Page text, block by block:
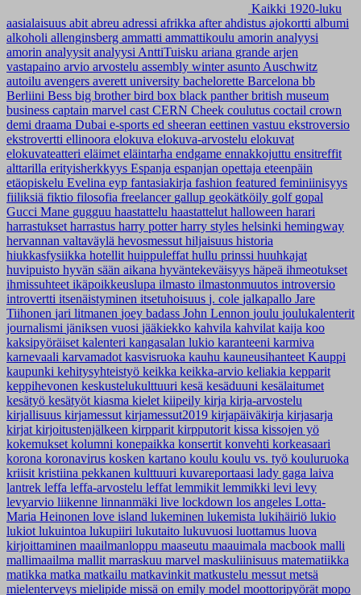
Kaikki 1920-luku
aasialaisuus abit abreu adressi afrikka afterahdistus ajokortti albumi
alkoholi allenginsberg ammatti ammattikoulu amorin analyysi
amorin analyysit analyysi AnttiTuisku ariana grande arjen
vastapaino arvio arvostelu assembly winterasunto Auschwitz
autoilu avengers averett university bachelorette Barcelona bb
Berliini Bess big brotherbird box black pantherbritish museum
business captain marvel cast CERN Cheek coulutus coctail crown
demi draama Dubai e-sports ed sheeran eettinen vastuu ekstroversio
ekstrovertti ellinoora elokuva elokuva-arvostelu elokuvat
elokuvateatteri eläimet eläintarha endgame ennakkojuttu ensitreffit
alttarilla erityisherkkyys Espanja espanjan opettaja eteenpäin
etäopiskelu Evelina eyp fantasiakirja fashion featured feminiinisyys
fiiliksiä fiktio filosofia freelancer gallup geokätköily golf gopal
Gucci Mane gugguu haastattelu haastattelut halloween harari
harrastukset harrastus harry potterharry styles helsinki hemingway
hervannan valtaväylä hevosmessut hiljaisuus historia
hiukkasfysiikka hotellit huippuleffat hullu prinssi huuhkajat
huvipuisto hyvän sään aikana hyväntekeväisyys häpeä ihmeotukset
ihmissuhteet ikäpoikkeuslupa ilmasto ilmastonmuutos introversio
introvertti itsenäistyminen itsetuhoisuus j. cole jalkapallo Jare
Tiihonen jari litmanen joey badass John Lennon joulu joulukalenterit
journalismi jäniksen vuosi jääkiekko kahvila kahvilat kaija koo
kaksipyöräiset kalenteri kangasalan lukio karanteeni karmiva
karnevaali karvamadot kasvisruoka kauhu kauneusihanteet Kauppi
kaupunki kehitysyhteistyö keikka keikka-arvio keliakia kepparit
keppihevonen keskustelukulttuuri kesä kesäduuni kesälaitumet
kesätyö kesätyöt kiasma kielet kiipeily kirja kirja-arvostelu
kirjallisuus kirjamessut kirjamessut2019 kirjapäiväkirja kirjasarja
kirjat kirjoitustenjälkeen kirpparit kirpputorit kissa kissojen yö
kokemukset kolumni konepaikka konsertit konvehti korkeasaari
korona koronavirus kosken kartano koulu koulu vs. työ kouluruoka
kriisit kristiina pekkanen kulttuuri kuvareportaasi lady gaga laiva
lantrek leffa leffa-arvostelu leffat lemmikit lemmikki levi levy
levyarvio liikenne linnanmäki live lockdown los angeles Lotta-
Maria Heinonen love island lukeminen lukemista lukihäiriö lukio
lukiot lukuintoa lukupiiri lukutaito lukuvuosi luottamus luova
kirjoittaminen maailmanloppu maaseutu maauimala macbook malli
mallimaailma mallit marraskuu marvel maskuliinisuus matematiikka
matikka matka matkailu matkavinkit matkustelu messut metsä
mielenterveys mielipide missä on emily model moottoripyörät mopo